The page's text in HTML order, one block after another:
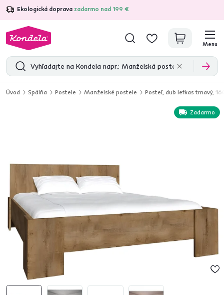
Ekologická doprava zadarmo nad 199 €
4,7 31 285overených produktových recenzií
Menu
Úvod Spálňa Postele Manželské postele Posteľ, dub lefkas tmavý,
Zadarmo